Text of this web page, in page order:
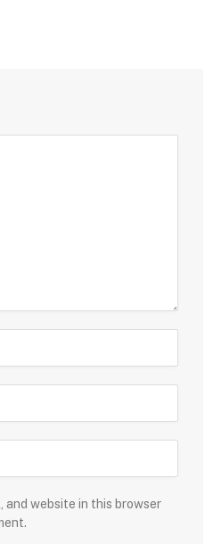
and website in this browser